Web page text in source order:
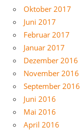
Oktober 2017
Juni 2017
Februar 2017
Januar 2017
Dezember 2016
November 2016
September 2016
Juni 2016
Mai 2016
April 2016